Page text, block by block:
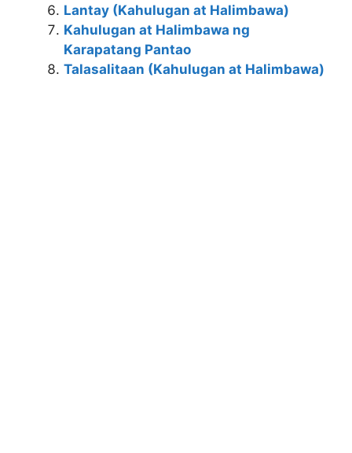
Lantay (Kahulugan at Halimbawa)
Kahulugan at Halimbawa ng
Karapatang Pantao
Talasalitaan (Kahulugan at Halimbawa)